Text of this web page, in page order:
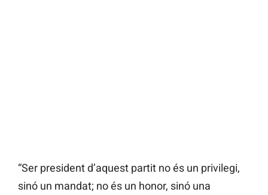
“Ser president d’aquest partit no és un privilegi,
sinó un mandat; no és un honor, sinó una